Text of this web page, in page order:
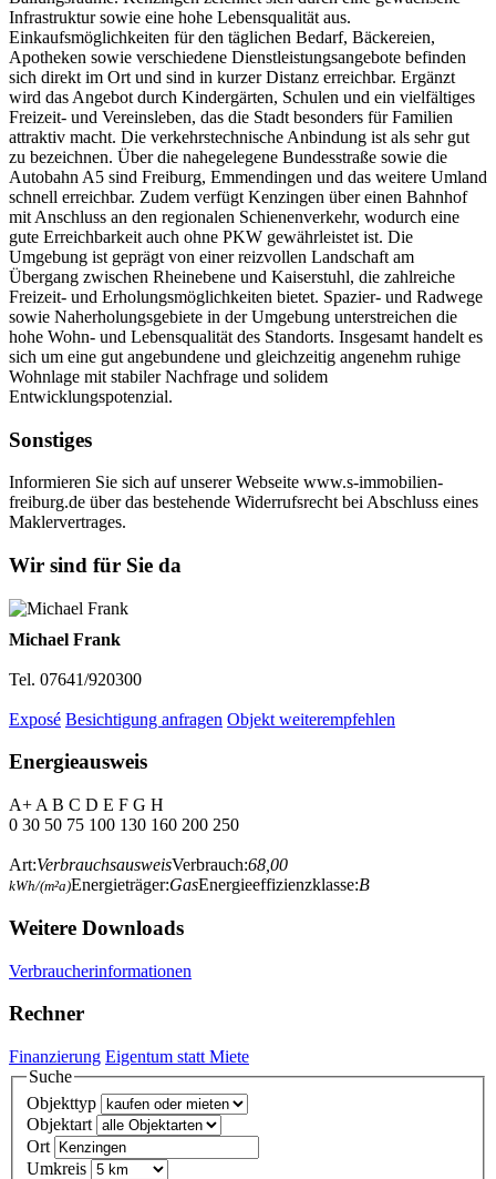
Infrastruktur sowie eine hohe Lebensqualität aus.
Einkaufsmöglichkeiten für den täglichen Bedarf, Bäckereien,
Apotheken sowie verschiedene Dienstleistungsangebote befinden
sich direkt im Ort und sind in kurzer Distanz erreichbar. Ergänzt
wird das Angebot durch Kindergärten, Schulen und ein vielfältiges
Freizeit- und Vereinsleben, das die Stadt besonders für Familien
attraktiv macht. Die verkehrstechnische Anbindung ist als sehr gut
zu bezeichnen. Über die nahegelegene Bundesstraße sowie die
Autobahn A5 sind Freiburg, Emmendingen und das weitere Umland
schnell erreichbar. Zudem verfügt Kenzingen über einen Bahnhof
mit Anschluss an den regionalen Schienenverkehr, wodurch eine
gute Erreichbarkeit auch ohne PKW gewährleistet ist. Die
Umgebung ist geprägt von einer reizvollen Landschaft am
Übergang zwischen Rheinebene und Kaiserstuhl, die zahlreiche
Freizeit- und Erholungsmöglichkeiten bietet. Spazier- und Radwege
sowie Naherholungsgebiete in der Umgebung unterstreichen die
hohe Wohn- und Lebensqualität des Standorts. Insgesamt handelt es
sich um eine gut angebundene und gleichzeitig angenehm ruhige
Wohnlage mit stabiler Nachfrage und solidem
Entwicklungspotenzial.
Sonstiges
Informieren Sie sich auf unserer Webseite www.s-immobilien-
freiburg.de über das bestehende Widerrufsrecht bei Abschluss eines
Maklervertrages.
Wir sind für Sie da
Michael Frank
Tel. 07641/920300
Exposé Besichtigung anfragen Objekt weiterempfehlen
Energieausweis
A+ A B C D E F G H
0 30 50 75 100 130 160 200 250
Art:VerbrauchsausweisVerbrauch:68,00
kWh/(m²a)Energieträger:GasEnergieeffizienzklasse:B
Weitere Downloads
Verbraucherinformationen
Rechner
Finanzierung Eigentum statt Miete
Suche
Objekttyp
Objektart
Ort
Umkreis